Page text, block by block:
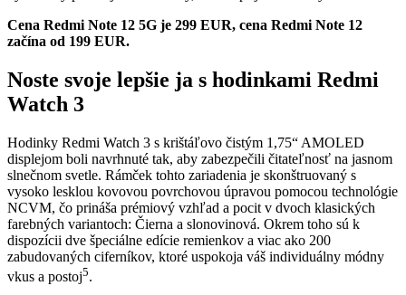
Cena Redmi Note 12 5G je 299 EUR, cena Redmi Note 12
začína od 199 EUR.
Noste svoje lepšie ja s hodinkami Redmi
Watch 3
Hodinky Redmi Watch 3 s krištáľovo čistým 1,75“ AMOLED
displejom boli navrhnuté tak, aby zabezpečili čitateľnosť na jasnom
slnečnom svetle. Rámček tohto zariadenia je skonštruovaný s
vysoko lesklou kovovou povrchovou úpravou pomocou technológie
NCVM, čo prináša prémiový vzhľad a pocit v dvoch klasických
farebných variantoch: Čierna a slonovinová. Okrem toho sú k
dispozícii dve špeciálne edície remienkov a viac ako 200
zabudovaných ciferníkov, ktoré uspokoja váš individuálny módny
vkus a postoj5.